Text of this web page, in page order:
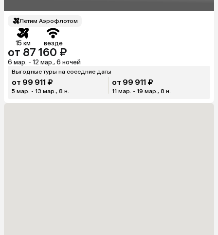
Летим Аэрофлотом
15 км везде
от 87 160 ₽
6 мар. - 12 мар., 6 ночей
Выгодные туры на соседние даты
от 99 911 ₽
5 мар. - 13 мар., 8 н.
от 99 911 ₽
11 мар. - 19 мар., 8 н.